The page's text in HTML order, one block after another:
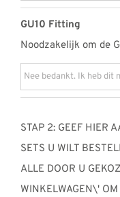
GU10 Fitting
Noodzakelijk om de
STAP 2: GEEF HIER
SETS U WILT
ALLE DOOR U
WINKELWAGEN\'